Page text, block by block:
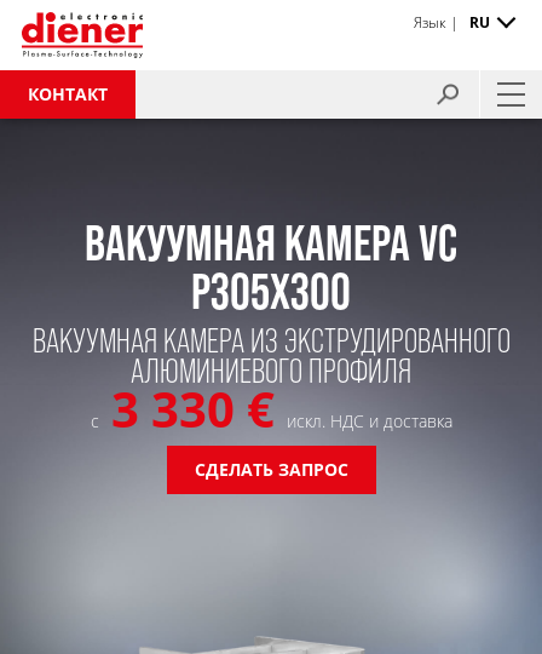
КОНТАКТ
Язык | RU
ВАКУУМНАЯ КАМЕРА VC
P305X300
ВАКУУМНАЯ КАМЕРА ИЗ ЭКСТРУДИРОВАННОГО
АЛЮМИНИЕВОГО ПРОФИЛЯ
с 3 330 € искл. НДС и доставка
СДЕЛАТЬ ЗАПРОС